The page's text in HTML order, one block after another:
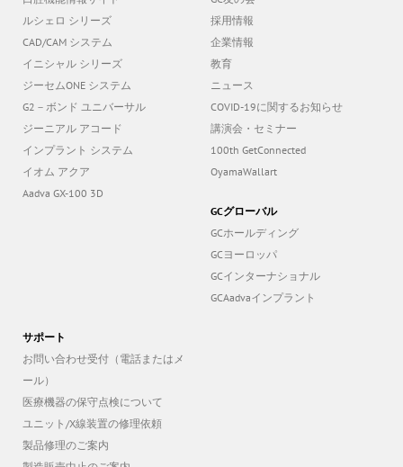
口腔機能情報サイト
ルシェロ シリーズ
CAD/CAM システム
イニシャル シリーズ
G2－ボンド ユニバーサル
ジーニアル アコード
インプラント システム
イオム アクア
GC友の会
採用情報
企業情報
教育
COVID-19に関するお知らせ
講演会・セミナー
OyamaWallart
GCグローバル
GCホールディング
GCインターナショナル
GCAadvaインプラント
サポート
お問い合わせ受付（電話またはメ
ール）
医療機器の保守点検について
ユニット/X線装置の修理依頼
製品修理のご案内